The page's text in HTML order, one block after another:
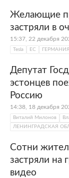
Желающие
застряли в
15:37, 22 декабря
Tesla ЕС ГЕРМАНИЯ
Депутат
эстонцев
Россию
14:38, 18 декабря
Виталий Милонов
ЛЕНИНГРАДСКАЯ
Сотни
застряли на
видео